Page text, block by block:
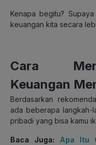
Kenapa begitu?
keuangan kita secara
Cara
Keuangan
Berdasarkan
ada beberapa langkah-
pribadi yang bisa kamu
Baca Juga: Apa Itu